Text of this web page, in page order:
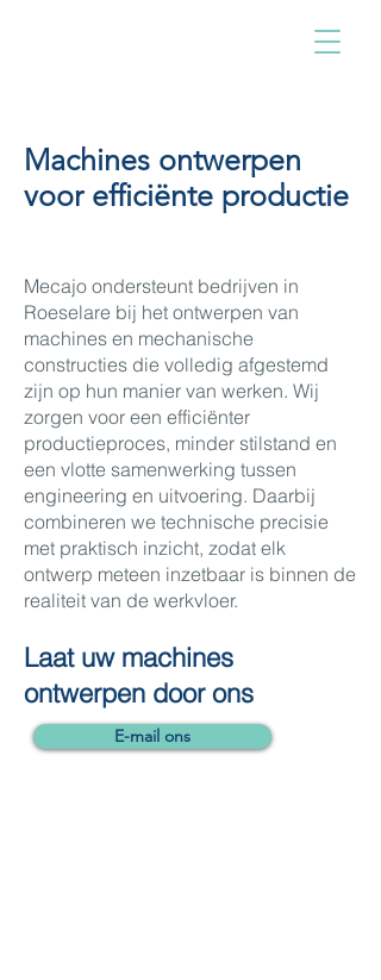
Machines ontwerpen
voor efficiënte productie
Mecajo ondersteunt bedrijven in
Roeselare bij het ontwerpen van
machines en mechanische
constructies die volledig afgestemd
zijn op hun manier van werken. Wij
zorgen voor een efficiënter
productieproces, minder stilstand en
een vlotte samenwerking tussen
engineering en uitvoering. Daarbij
combineren we technische precisie
met praktisch inzicht, zodat elk
ontwerp meteen inzetbaar is binnen de
realiteit van de werkvloer.
Laat uw machines
ontwerpen door ons
E-mail ons